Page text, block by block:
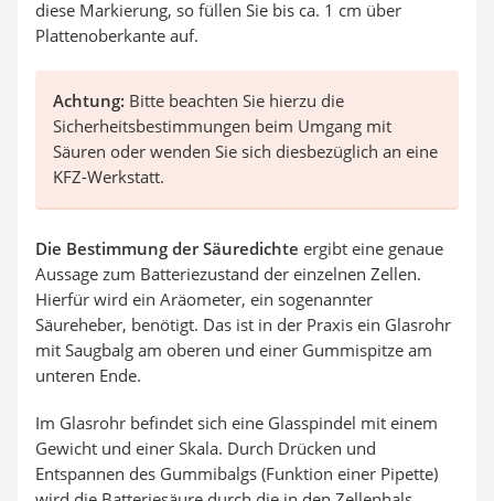
diese Markierung, so füllen Sie bis ca. 1 cm über
Plattenoberkante auf.
Achtung: Bitte beachten Sie hierzu die
Sicherheitsbestimmungen beim Umgang mit
Säuren oder wenden Sie sich diesbezüglich an eine
KFZ-Werkstatt.
Die Bestimmung der Säuredichte ergibt eine genaue
Aussage zum Batteriezustand der einzelnen Zellen.
Hierfür wird ein Aräometer, ein sogenannter
Säureheber, benötigt. Das ist in der Praxis ein Glasrohr
mit Saugbalg am oberen und einer Gummispitze am
unteren Ende.
Im Glasrohr befindet sich eine Glasspindel mit einem
Gewicht und einer Skala. Durch Drücken und
Entspannen des Gummibalgs (Funktion einer Pipette)